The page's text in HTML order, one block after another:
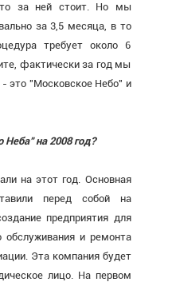
за ней стоит. Но мы
за 3,5 месяца, в то
требует около 6
фактически за год мы
это "Московское Небо" и
на 2008 год?
на этот год. Основная
перед собой на
предприятия для
обслуживания и ремонта
Эта компания будет
лицо. На первом